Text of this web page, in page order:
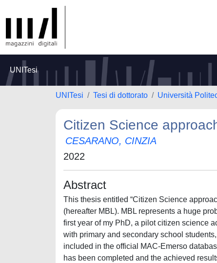
UNITesi
UNITesi Tesi di dottorato Università
Citizen Science
CESARANO, CINZIA
2022
Abstract
This thesis entitled “Citizen Science
(hereafter MBL). MBL represents a huge
first year of my PhD, a pilot citizen science
with primary and secondary school
included in the official MAC-Emerso
has been completed and the achieved